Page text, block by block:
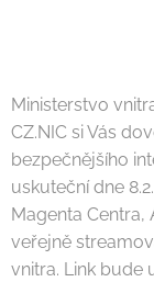
Ministerstvo
CZ.NIC si Vás
bezpečnějšího
uskuteční dne
Magenta Centra,
veřejně
vnitra. Link bude